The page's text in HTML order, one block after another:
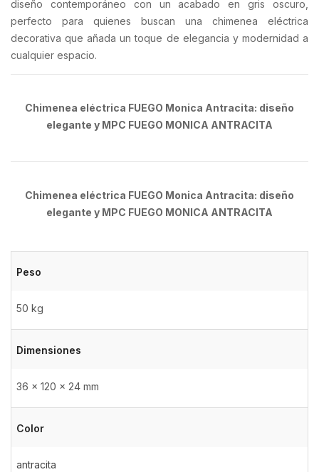
diseño contemporáneo con un acabado en gris oscuro,
perfecto para quienes buscan una chimenea eléctrica
decorativa que añada un toque de elegancia y modernidad a
cualquier espacio.
Chimenea eléctrica FUEGO Monica Antracita: diseño
elegante y MPC FUEGO MONICA ANTRACITA
Chimenea eléctrica FUEGO Monica Antracita: diseño
elegante y MPC FUEGO MONICA ANTRACITA
Peso
50 kg
Dimensiones
36 × 120 × 24 mm
Color
antracita